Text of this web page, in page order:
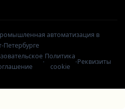
автоматизация в
Петербурге
·
Политика
cookie
·Реквизиты